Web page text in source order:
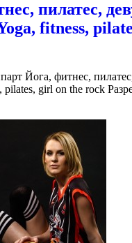
пилатес,
fitness,
Йога, фитнес,
girl on the rock